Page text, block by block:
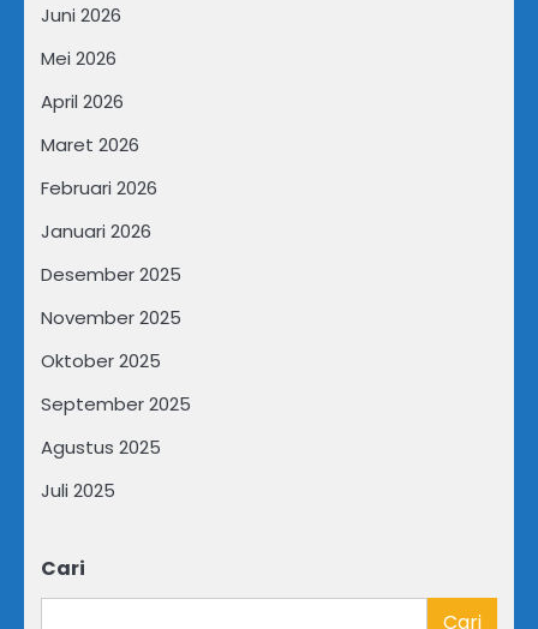
Juni 2026
Mei 2026
April 2026
Maret 2026
Februari 2026
Januari 2026
Desember 2025
November 2025
Oktober 2025
September 2025
Agustus 2025
Juli 2025
Cari
Cari